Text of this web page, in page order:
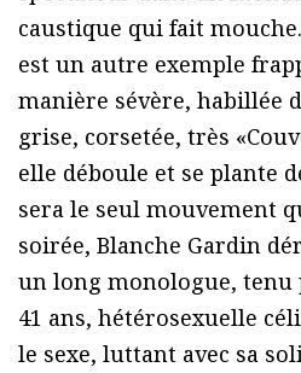
caustique qui fait
est un autre exemple
manière sévère, habillée
grise, corsetée, très
elle déboule et se plante
sera le seul mouvement
soirée, Blanche Gardin
un long monologue, tenu
41 ans, hétérosexuelle
le sexe, luttant avec sa